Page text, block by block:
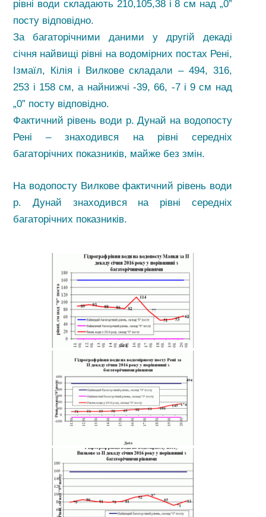
рівні води складають 210,105,38 і 8 см над „0”
посту відповідно.
За багаторічними даними у другій декаді
січня найвищі рівні на водомірних постах Рені,
Ізмаїл, Кілія і Вилкове складали – 494, 316,
253 і 158 см, а найнижчі -39, 66, -7 і 9 см над
„0” посту відповідно.
Фактичний рівень води р. Дунай на водопосту
Рені – знаходився на рівні середніх
багаторічних показників, майже без змін.
На водопосту Вилкове фактичний рівень води
р. Дунай знаходився на рівні середніх
багаторічних показників.